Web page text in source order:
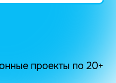
проекты по 20+